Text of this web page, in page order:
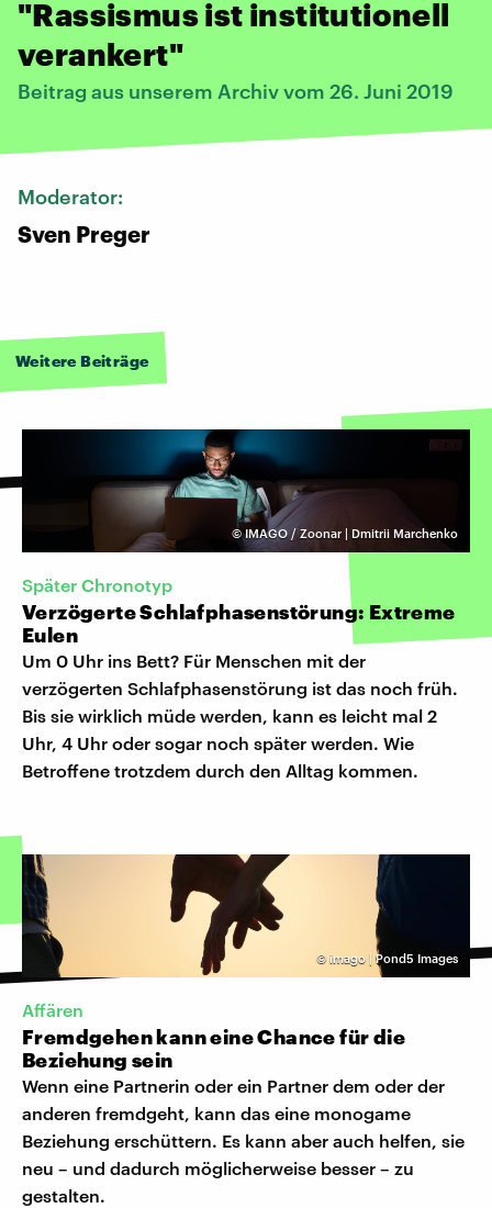
"Rassismus ist institutionell
verankert"
Beitrag aus unserem Archiv vom 26. Juni 2019
Moderator:
Sven Preger
Weitere Beiträge
©IMAGO / Zoonar | Dmitrii Marchenko
Später Chronotyp
Verzögerte Schlafphasenstörung: Extreme
Eulen
Um 0 Uhr ins Bett? Für Menschen mit der
verzögerten Schlafphasenstörung ist das noch früh.
Bis sie wirklich müde werden, kann es leicht mal 2
Uhr, 4 Uhr oder sogar noch später werden. Wie
Betroffene trotzdem durch den Alltag kommen.
© imago | Pond5 Images
Affären
Fremdgehen kann eine Chance für die
Beziehung sein
Wenn eine Partnerin oder ein Partner dem oder der
anderen fremdgeht, kann das eine monogame
Beziehung erschüttern. Es kann aber auch helfen, sie
neu – und dadurch möglicherweise besser – zu
gestalten.